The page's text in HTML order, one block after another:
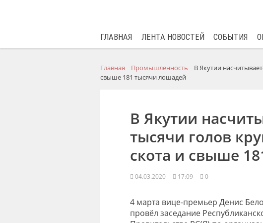
ГЛАВНАЯ ЛЕНТА НОВОСТЕЙ СОБЫТИЯ
Главная Промышленность
В Якутии
свыше 181 тысячи лошадей
В Якутии
тысячи голов
скота и свыше
04.03.2020 17:09 0
4 марта вице-премьер Денис
провёл заседание